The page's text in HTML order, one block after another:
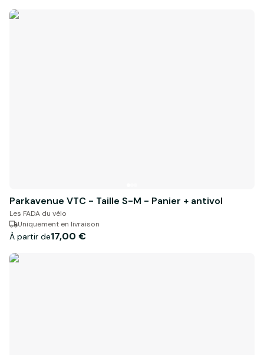
Parkavenue VTC - Taille S-M - Panier + antivol
Les FADA du vélo
Uniquement en livraison
À partir de17,00 €